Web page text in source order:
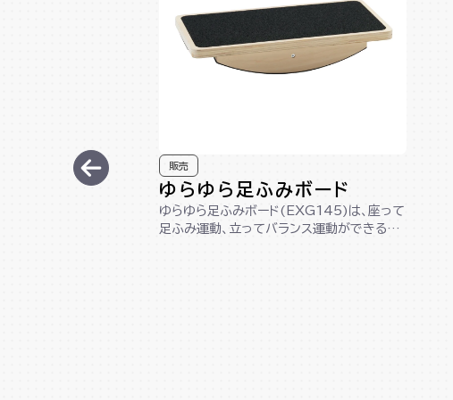
販売
ゆらゆら足ふみボード
ゆらゆら足ふみボード(EXG145)は、座って
足ふみ運動、立ってバランス運動ができる1